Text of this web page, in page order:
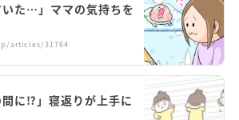
いた…」ママの気持ちを
articles/31764
間に⁉︎」寝返りが上手に